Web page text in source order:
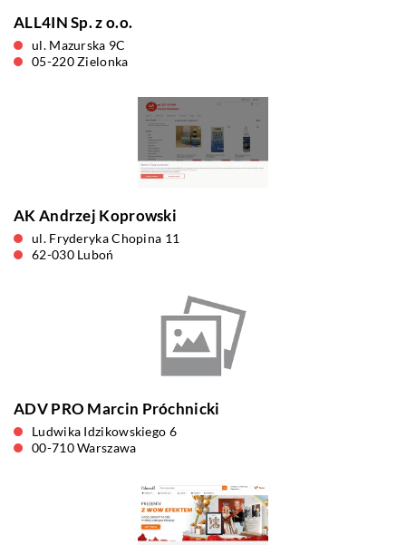
ALL4IN Sp. z o.o.
ul. Mazurska 9C
05-220 Zielonka
AK Andrzej Koprowski
ul. Fryderyka Chopina 11
62-030 Luboń
ADV PRO Marcin Próchnicki
Ludwika Idzikowskiego 6
00-710 Warszawa